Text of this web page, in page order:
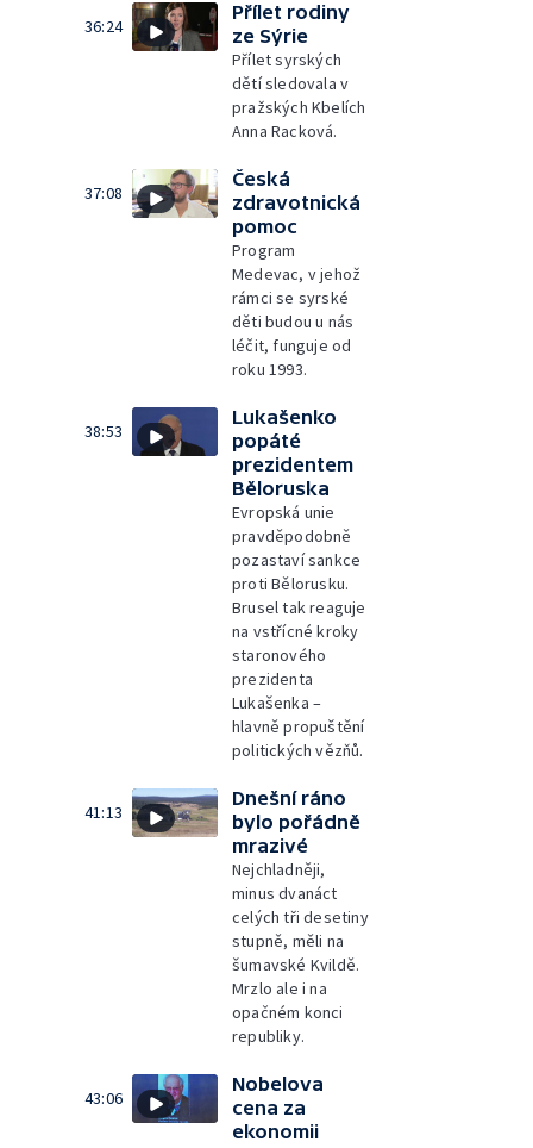
36:24
Přílet rodiny
ze Sýrie
Přílet syrských
dětí sledovala v
pražských Kbelích
Anna Racková.
37:08
Česká
zdravotnická
pomoc
Program
Medevac, v jehož
rámci se syrské
děti budou u nás
léčit, funguje od
roku 1993.
38:53
Lukašenko
popáté
prezidentem
Běloruska
Evropská unie
pravděpodobně
pozastaví sankce
proti Bělorusku.
Brusel tak reaguje
na vstřícné kroky
staronového
prezidenta
Lukašenka –
hlavně propuštění
politických vězňů.
41:13
Dnešní ráno
bylo pořádně
mrazivé
Nejchladněji,
minus dvanáct
celých tři desetiny
stupně, měli na
šumavské Kvildě.
Mrzlo ale i na
opačném konci
republiky.
43:06
Nobelova
cena za
ekonomii